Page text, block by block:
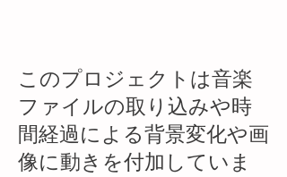
このプロジェクトは音楽
ファイルの取り込みや時
間経過による背景変化や画
像に動きを付加していま